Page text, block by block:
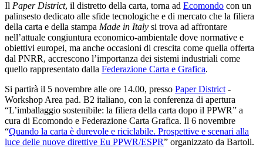
Il Paper District, il distretto della carta, torna ad Ecomondo con un
palinsesto dedicato alle sfide tecnologiche e di mercato che la filiera
della carta e della stampa Made in Italy si trova ad affrontare
nell’attuale congiuntura economico-ambientale dove normative e
obiettivi europei, ma anche occasioni di crescita come quella offerta
dal PNRR, accrescono l’importanza dei sistemi industriali come
quello rappresentato dalla Federazione Carta e Grafica.
Si partirà il 5 novembre alle ore 14.00, presso Paper District -
Workshop Area pad. B2 italiano, con la conferenza di apertura
“L’imballaggio sostenibile: la filiera della carta dopo il PPWR” a
cura di Ecomondo e Federazione Carta Grafica. Il 6 novembre
“Quando la carta è durevole e riciclabile. Prospettive e scenari alla
luce delle nuove direttive Eu PPWR/ESPR” organizzato da Bartoli.